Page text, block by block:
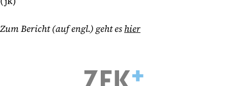
Zum Bericht (auf engl.) geht es hier